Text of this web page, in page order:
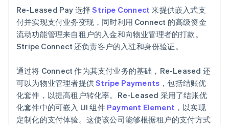
Re-Leased Pay 选择Stripe Connect 来提供嵌入式支
付并实现支付业务变现，同时利用 Connect 的高级资金
流动功能管理来自租户的入金和向物业管理者的打款。
Stripe Connect 还负责客户的入驻和身份验证。
通过将 Connect 作为其支付业务的基础，Re-Leased 还
可以为物业管理者提供Stripe Payments ，包括结账优
化套件，以提高租户转化率。Re-Leased 采用了结账优
化套件中的可嵌入 UI 组件 Payment Element ，以实现
定制化的支付体验。这使该公司能够根据租户的支付方式